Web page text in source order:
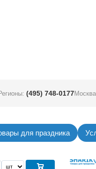
(495) 748-0177
для праздника
Полумаска
в раздел Маски